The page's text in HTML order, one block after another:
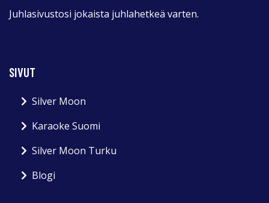
Juhlasivustosi jokaista juhlahetkeä varten.
SIVUT
Silver Moon
Karaoke Suomi
Silver Moon Turku
Blogi